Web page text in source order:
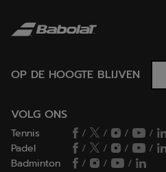
OP DE HOOGTE BLIJVEN
VOLG ONS
Tennis / / /
/
Padel
/ / /
/
Badminton
/ / /